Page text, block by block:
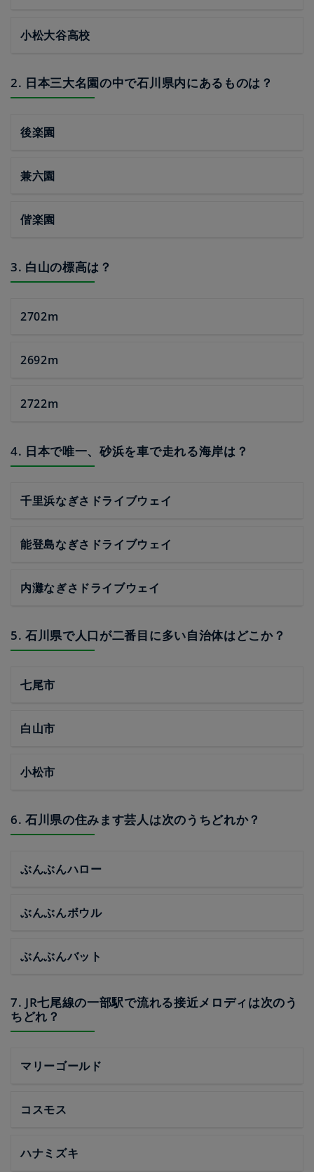
小松大谷高校
2. 日本三大名園の中で石川県内にあるものは？
後楽園
兼六園
偕楽園
3. 白山の標高は？
2702m
2692m
2722m
4. 日本で唯一、砂浜を車で走れる海岸は？
千里浜なぎさドライブウェイ
能登島なぎさドライブウェイ
内灘なぎさドライブウェイ
5. 石川県で人口が二番目に多い自治体はどこか？
七尾市
白山市
小松市
6. 石川県の住みます芸人は次のうちどれか？
ぶんぶんハロー
ぶんぶんボウル
ぶんぶんバット
7. JR七尾線の一部駅で流れる接近メロディは次のう
ちどれ？
マリーゴールド
コスモス
ハナミズキ